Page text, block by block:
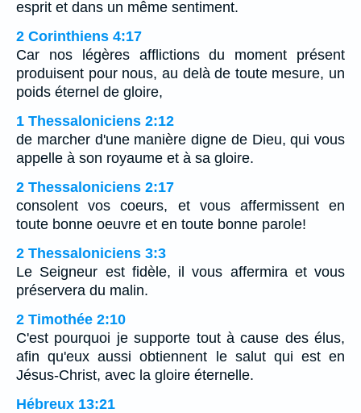
esprit et dans un même sentiment.
2 Corinthiens 4:17
Car nos légères afflictions du moment présent
produisent pour nous, au delà de toute mesure, un
poids éternel de gloire,
1 Thessaloniciens 2:12
de marcher d'une manière digne de Dieu, qui vous
appelle à son royaume et à sa gloire.
2 Thessaloniciens 2:17
consolent vos coeurs, et vous affermissent en
toute bonne oeuvre et en toute bonne parole!
2 Thessaloniciens 3:3
Le Seigneur est fidèle, il vous affermira et vous
préservera du malin.
2 Timothée 2:10
C'est pourquoi je supporte tout à cause des élus,
afin qu'eux aussi obtiennent le salut qui est en
Jésus-Christ, avec la gloire éternelle.
Hébreux 13:21